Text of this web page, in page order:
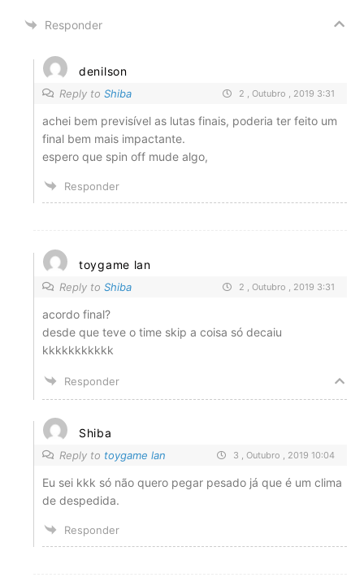
Responder
denilson
Reply to Shiba 2 , Outubro , 2019 3:31
achei bem previsível as lutas finais, poderia ter feito um
final bem mais impactante.
espero que spin off mude algo,
Responder
toygame lan
Reply to Shiba 2 , Outubro , 2019 3:31
acordo final?
desde que teve o time skip a coisa só decaiu
kkkkkkkkkkk
Responder
Shiba
Reply to toygame lan 3 , Outubro , 2019 10:04
Eu sei kkk só não quero pegar pesado já que é um clima
de despedida.
Responder